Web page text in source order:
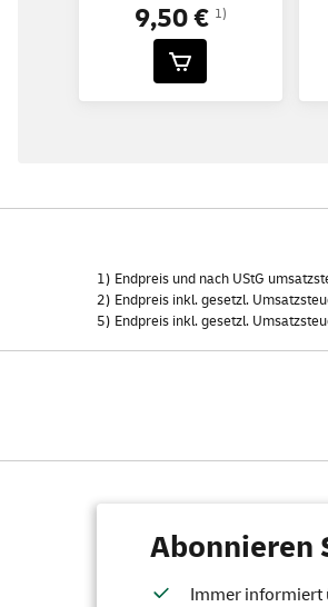
9,50 € 1)
1) Endpreis und nach UStG
2) Endpreis inkl. gesetzl.
5) Endpreis inkl. gesetzl.
Abonnieren
Immer informiert